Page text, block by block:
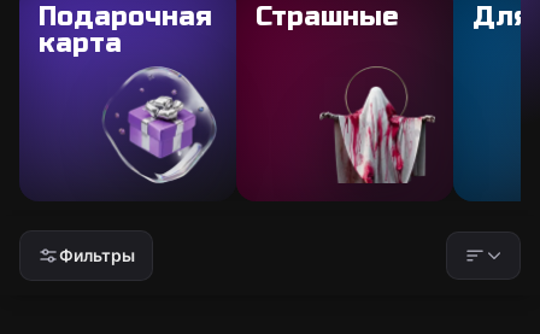
Подарочная
карта
Страшные Для
Фильтры